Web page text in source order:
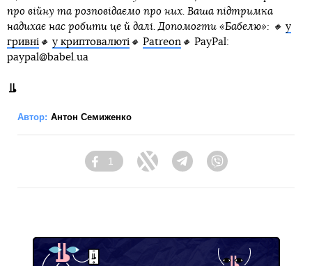
про війну та розповідаємо про них. Ваша підтримка
надихає нас робити це й далі. Допомогти «Бабелю»: 🔸 у
гривні 🔸 у криптовалюті 🔸 Patreon 🔸 PayPal:
paypal@babel.ua
Автор: Антон Семиженко
Facebook
1
Twitter Telegram